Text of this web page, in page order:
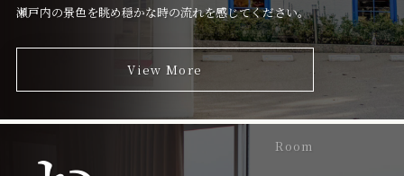
瀬戸内の景色を眺め穏かな時の流れを感じてください。
View More
Room